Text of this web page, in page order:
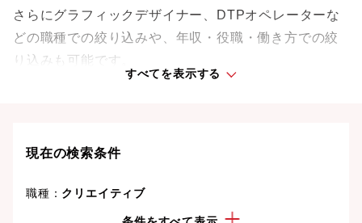
さらにグラフィックデザイナー、DTPオペレーターな
どの職種での絞り込みや、年収・役職・働き方での絞
り込みも可能です。
専門知識やスキルを最大限に発揮しながら、あなたの
ことも可能です。
すべてを表示する
現在の検索条件
職種： クリエイティブ